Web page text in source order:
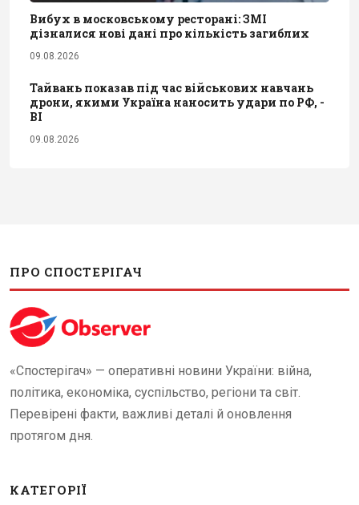
Вибух в московському ресторані: ЗМІ
дізналися нові дані про кількість загиблих
09.08.2026
Тайвань показав під час військових навчань
дрони, якими Україна наносить удари по РФ, -
BI
09.08.2026
ПРО СПОСТЕРІГАЧ
«Спостерігач» — оперативні новини України: війна,
політика, економіка, суспільство, регіони та світ.
Перевірені факти, важливі деталі й оновлення
протягом дня.
КАТЕГОРІЇ